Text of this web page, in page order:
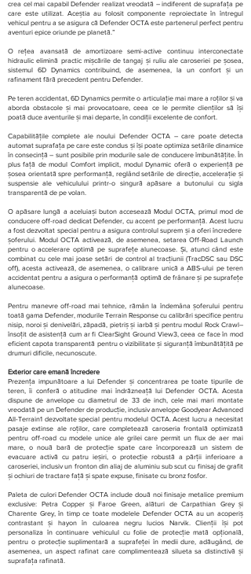
crea cel mai capabil Defender realizat vreodată – indiferent de suprafața pe
care este utilizat. Aceștia au folosit componente reproiectate în întregul
vehicul pentru a se asigura că Defender OCTA este partenerul perfect pentru
aventuri epice oriunde pe planetă.”
O rețea avansată de amortizoare semi-active continuu interconectate
hidraulic elimină practic mișcările de tangaj și ruliu ale caroseriei pe șosea,
sistemul 6D Dynamics contribuind, de asemenea, la un confort și un
rafinament fără precedent pentru Defender.
Pe teren accidentat, 6D Dynamics permite o articulație mai mare a roților și va
aborda obstacole și mai provocatoare, ceea ce le permite clienților să își
poată duce aventurile și mai departe, în condiții excelente de confort.
Capabilitățile complete ale noului Defender OCTA – care poate detecta
automat suprafața pe care este condus și își poate optimiza setările dinamice
în consecință – sunt posibile prin modurile sale de conducere îmbunătățite. În
plus față de modul Comfort implicit, modul Dynamic oferă o experiență pe
șosea orientată spre performanță, reglând setările de direcție, accelerație și
suspensie ale vehiculului printr-o singură apăsare a butonului cu sigla
transparentă de pe volan.
O apăsare lungă a aceluiași buton accesează Modul OCTA, primul mod de
conducere off-road dedicat Defender, cu accent pe performanță. Acest lucru
a fost dezvoltat special pentru a asigura controlul suprem și a oferi încredere
șoferului. Modul OCTA activează, de asemenea, setarea Off-Road Launch
pentru o accelerare optimă pe suprafețe alunecoase. Și, atunci când este
combinat cu cele mai joase setări de control al tracțiunii (TracDSC sau DSC
off), acesta activează, de asemenea, o calibrare unică a ABS-ului pe teren
accidentat pentru a asigura o performanță optimă de frânare și pe suprafețe
alunecoase.
Pentru manevre off-road mai tehnice, rămân la îndemâna șoferului pentru
toată gama Defender, modurile Terrain Response cu calibrări specifice pentru
nisip, noroi și denivelări, zăpadă, pietriș și iarbă și pentru modul Rock Crawl–
însoțit de asistență cum ar fi ClearSight Ground View3, ceea ce face în mod
eficient capota transparentă pentru o vizibilitate și siguranță îmbunătățită pe
drumuri dificile, necunoscute.
Exterior care emană încredere
Prezența impunătoare a lui Defender și concentrarea pe toate tipurile de
teren, îi conferă o atitudine mai îndrăzneață lui Defender OCTA. Acesta
dispune de anvelope cu diametrul de 33 de inch, cele mai mari montate
vreodată pe un Defender de producție, inclusiv anvelope Goodyear Advanced
All-Terrain1 dezvoltate special pentru modelul OCTA. Acest lucru a necesitat
pasaje extinse ale roților, care completează caroseria frontală optimizată
pentru off-road cu modele unice ale grilei care permit un flux de aer mai
mare, o nouă bară de protecție spate care încorporează un sistem de
evacuare activă cu patru ieșiri, o protecție robustă a părții inferioare a
caroseriei, inclusiv un fronton din aliaj de aluminiu sub scut cu finisaj de grafit
și ochiuri de tractare față și spate expuse, finisate cu bronz fosfor.
Paleta de culori Defender OCTA include două noi finisaje metalice premium
exclusive: Petra Copper și Faroe Green, alături de Carpathian Grey și
Charente Grey, în timp ce toate modelele Defender OCTA au un acoperiș
contrastant și hayon în culoarea negru lucios Narvik. Clienții își pot
personaliza în continuare vehiculul cu folie de protecție mată opțională,
pentru o protecție suplimentară a suprafeței în medii dure, adăugând, de
asemenea, un aspect rafinat care complimentează silueta sa distinctivă și
suprafața rafinată.